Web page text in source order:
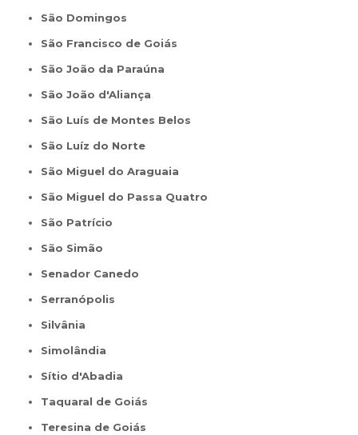
São Domingos
São Francisco de Goiás
São João da Paraúna
São João d'Aliança
São Luís de Montes Belos
São Luíz do Norte
São Miguel do Araguaia
São Miguel do Passa Quatro
São Patrício
São Simão
Senador Canedo
Serranópolis
Silvânia
Simolândia
Sítio d'Abadia
Taquaral de Goiás
Teresina de Goiás